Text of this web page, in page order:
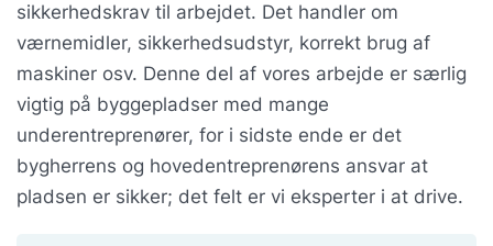
sikkerhedskrav til arbejdet. Det handler om
værnemidler, sikkerhedsudstyr, korrekt brug af
maskiner osv. Denne del af vores arbejde er særlig
vigtig på byggepladser med mange
underentreprenører, for i sidste ende er det
bygherrens og hovedentreprenørens ansvar at
pladsen er sikker; det felt er vi eksperter i at drive.